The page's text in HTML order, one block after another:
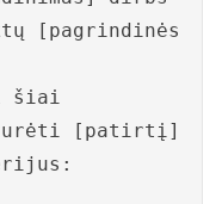
[pagrindinės
šiai
[patirtį]